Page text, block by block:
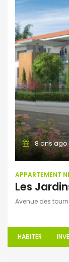
8 ans ago
APPARTEMENT
Avenue des
HABITER